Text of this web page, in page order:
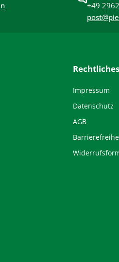
+49
Rechtliches
Impressum
Datenschutz
AGB